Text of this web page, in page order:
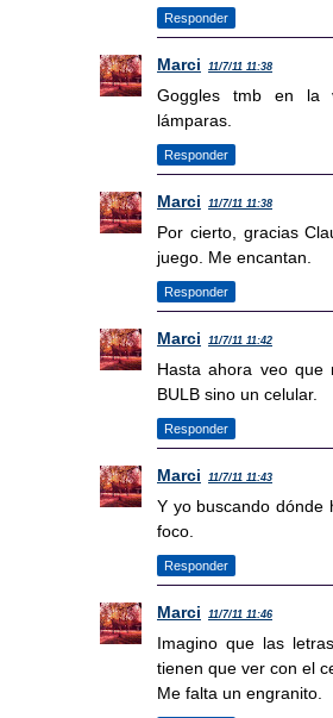
Responder
Marci 11/7/11 11:38
Goggles tmb en la
lámparas.
Responder
Marci 11/7/11 11:38
Por cierto, gracias
juego. Me encantan.
Responder
Marci 11/7/11 11:42
Hasta ahora veo que
BULB sino un celular.
Responder
Marci 11/7/11 11:43
Y yo buscando dónde
foco.
Responder
Marci 11/7/11 11:46
Imagino que las
tienen que ver con el
Me falta un engranito.